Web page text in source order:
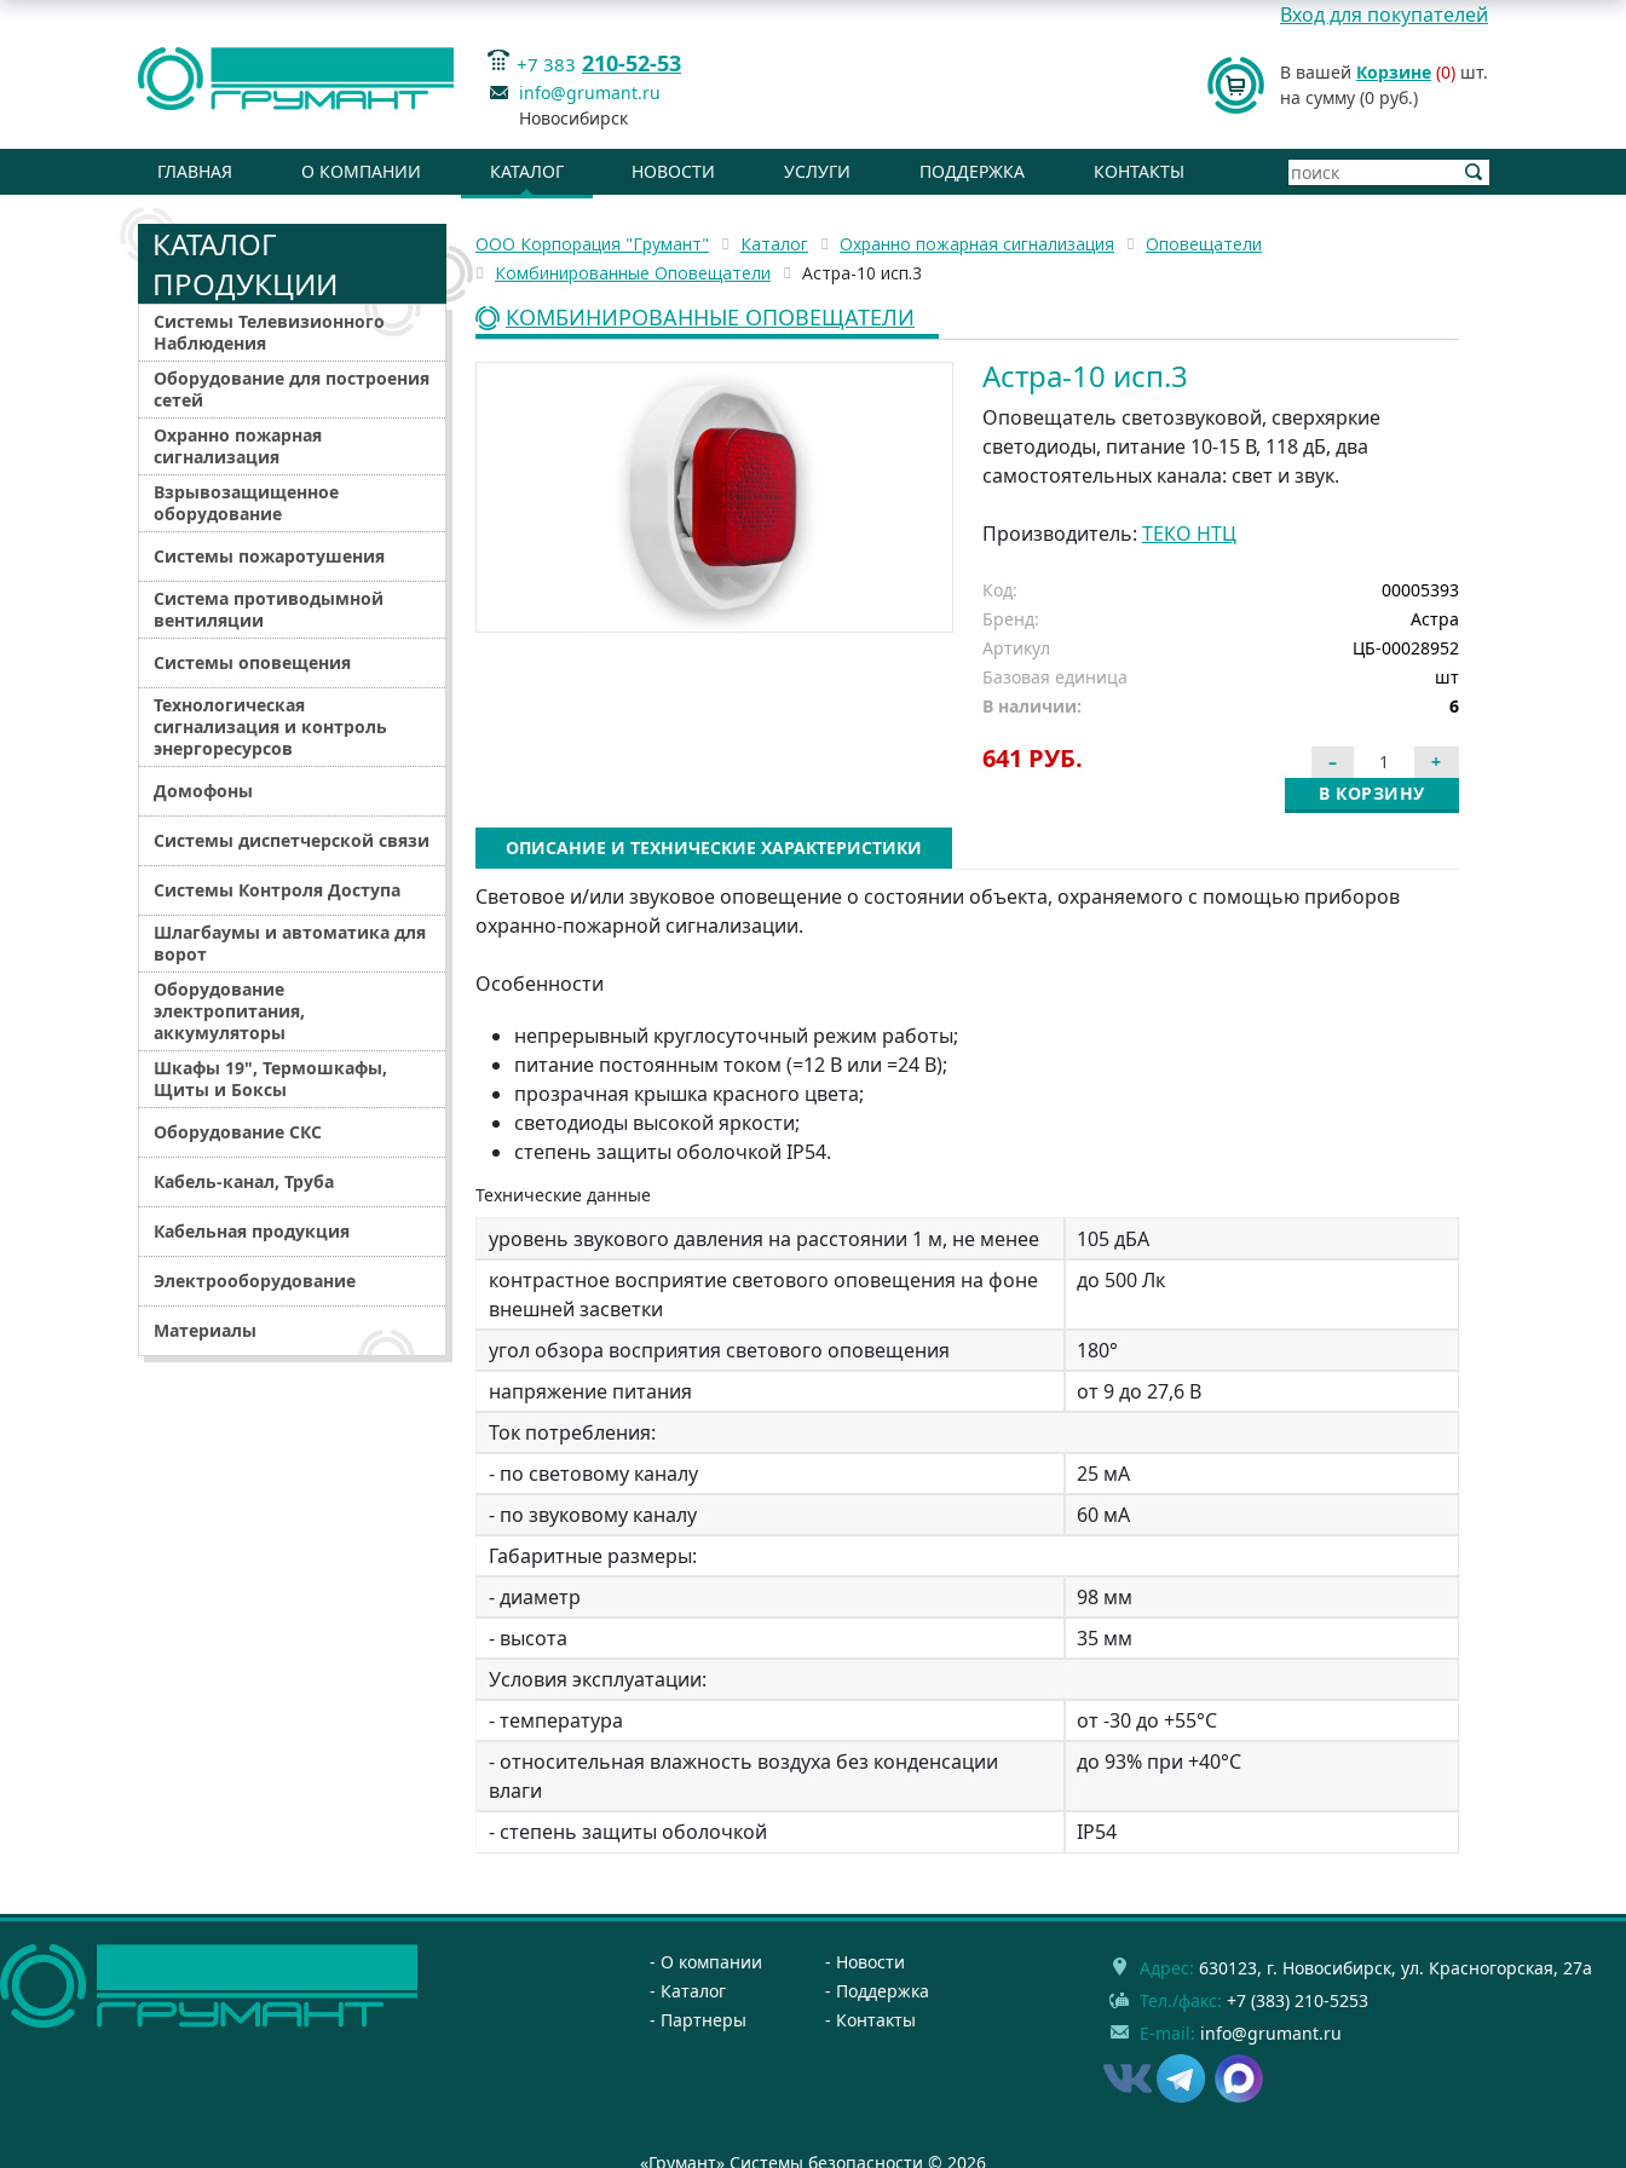
Вход для покупателей
+7 383 210-52-53
info@grumant.ru
Новосибирск
В вашей Корзине (0) шт.
на сумму (0 руб.)
ГЛАВНАЯ О КОМПАНИИ КАТАЛОГ НОВОСТИ УСЛУГИ ПОДДЕРЖКА КОНТАКТЫ
КАТАЛОГ
ПРОДУКЦИИ
Системы Телевизионного
Наблюдения
Оборудование для построения
сетей
Охранно пожарная
сигнализация
Взрывозащищенное
оборудование
Системы пожаротушения
Система противодымной
вентиляции
Системы оповещения
Технологическая
сигнализация и контроль
энергоресурсов
Домофоны
Системы диспетчерской связи
Системы Контроля Доступа
Шлагбаумы и автоматика для
ворот
Оборудование
электропитания,
аккумуляторы
Шкафы 19", Термошкафы,
Щиты и Боксы
Оборудование СКС
Кабель-канал, Труба
Кабельная продукция
Электрооборудование
Материалы
ООО Корпорация "Грумант" Каталог Охранно пожарная сигнализация
Оповещатели
Комбинированные Оповещатели
Астра-10 исп.3
КОМБИНИРОВАННЫЕ ОПОВЕЩАТЕЛИ
Астра-10 исп.3
Оповещатель светозвуковой, сверхяркие
светодиоды, питание 10-15 В, 118 дБ, два
самостоятельных канала: свет и звук.
Производитель: ТЕКО НТЦ
Код:
00005393
Бренд:
Астра
Артикул
ЦБ-00028952
Базовая единица
шт
В наличии:
6
641 РУБ.
В КОРЗИНУ
ОПИСАНИЕ И ТЕХНИЧЕСКИЕ ХАРАКТЕРИСТИКИ
Световое и/или звуковое оповещение о состоянии объекта, охраняемого с помощью приборов
охранно-пожарной сигнализации.
Особенности
непрерывный круглосуточный режим работы;
питание постоянным током (=12 В или =24 В);
прозрачная крышка красного цвета;
светодиоды высокой яркости;
степень защиты оболочкой IP54.
Технические данные
уровень звукового давления на расстоянии 1 м, не менее
105 дБА
контрастное восприятие светового оповещения на фоне
внешней засветки
до 500 Лк
угол обзора восприятия светового оповещения
180°
напряжение питания
от 9 до 27,6 В
Ток потребления:
- по световому каналу
25 мА
- по звуковому каналу
60 мА
Габаритные размеры:
- диаметр
98 мм
- высота
35 мм
Условия эксплуатации:
- температура
от -30 до +55°С
- относительная влажность воздуха без конденсации
влаги
до 93% при +40°С
- степень защиты оболочкой IP54
О компании
Новости
Каталог
Поддержка
Партнеры
Контакты
Адрес: 630123, г. Новосибирск, ул. Красногорская, 27а
Тел./факс: +7 (383) 210-5253
E-mail: info@grumant.ru
«Грумант» Системы безопасности © 2026